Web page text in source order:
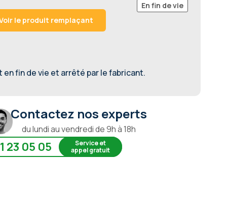
En fin de vie
le produit remplaçant
fin de vie et arrêté par le fabricant.
Contactez nos experts
du lundi au vendredi de 9h à 18h
23 05 05
Service et
appel gratuit